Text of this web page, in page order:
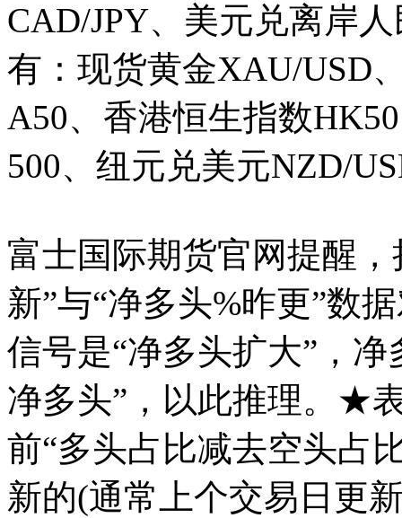
CAD/JPY、 美元兑离岸
有： 现货黄金XAU/USD
A50、香港恒生指数
500、 纽元兑美元NZD/
富士国际期货官网提醒
新”与“净多头%昨更”数
信号是“净多头扩大”，
净多头”，以此推理。★
前“多头占比减去空头占
新的(通常上个交易日更